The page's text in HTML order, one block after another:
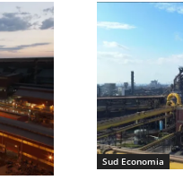
Sud Economia